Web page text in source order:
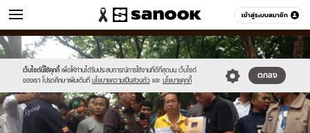
เข้าสู่ระบบสมาชิก
ข่าว หมวดอื่นๆ
เว็บไซต์นี้ใช้คุกกี้ เพื่อให้ท่านได้รับประสบการณ์การใช้งานที่ดีที่สุดบน เว็บไซต์
ของเรา โปรดศึกษาเพิ่มเติมที่ นโยบายความเป็นส่วนตัว และ นโยบายคุกกี้
ตกลง
Sanook
//s.isanook.com/sr/0/images/logo-
new-
sanook.png
600
60
//s.isanook.com/ns/0/ud/375/1875386/649742-
01.jpg